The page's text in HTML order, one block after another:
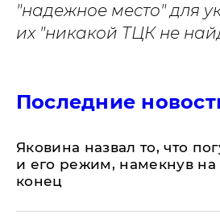
"надежное место" для
их "никакой ТЦК не
Последние
Яковина назвал то, что
и его режим, намекнув на
конец